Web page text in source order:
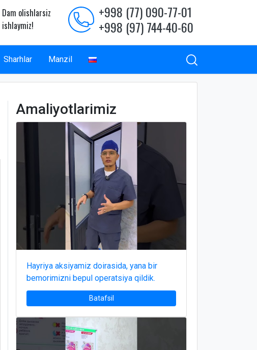
Dam olishlarsiz
ishlaymiz!
+998 (77) 090-77-01
+998 (97) 744-40-60
Sharhlar Manzil
Amaliyotlarimiz
Hayriya aksiyamiz doirasida, yana bir
bemorimizni bepul operatsiya qildik.
Batafsil